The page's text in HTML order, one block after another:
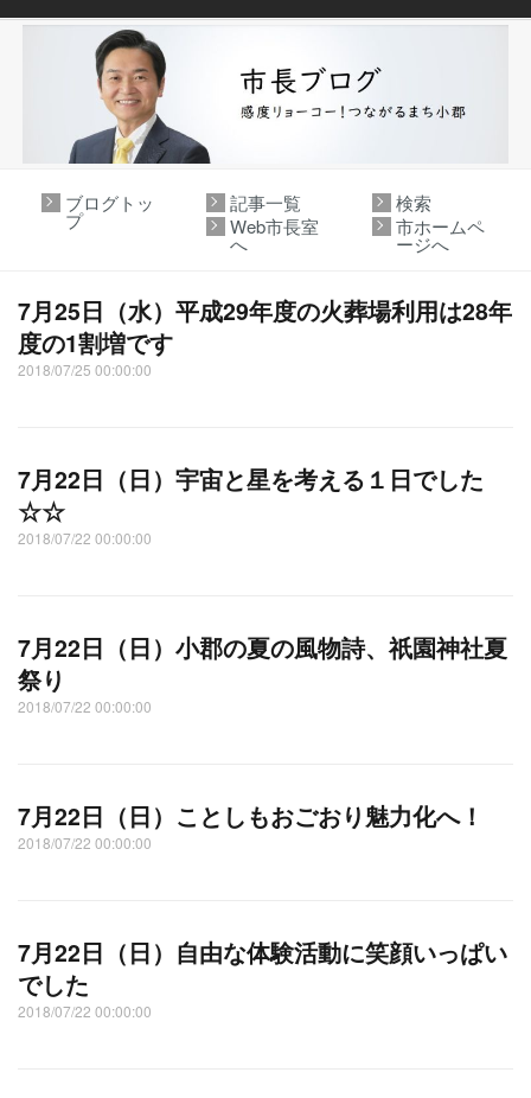
ブログトッ
プ
記事一覧
検索
Web市長室
へ
市ホームペ
ージへ
7月25日（水）平成29年度の火葬場利用は28年
度の1割増です
2018/07/25 00:00:00
7月22日（日）宇宙と星を考える１日でした
☆☆
2018/07/22 00:00:00
7月22日（日）小郡の夏の風物詩、祇園神社夏
祭り
2018/07/22 00:00:00
7月22日（日）ことしもおごおり魅力化へ！
2018/07/22 00:00:00
7月22日（日）自由な体験活動に笑顔いっぱい
でした
2018/07/22 00:00:00